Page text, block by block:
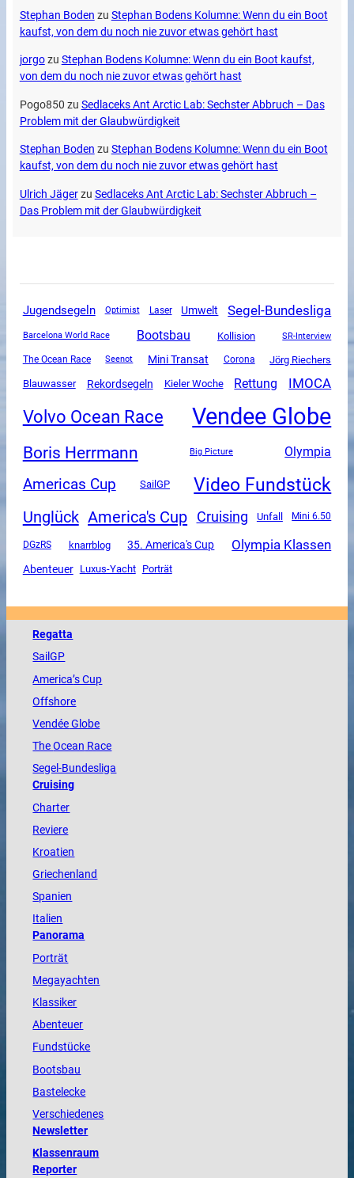
Stephan Boden zu Stephan Bodens Kolumne: Wenn du ein Boot
kaufst, von dem du noch nie zuvor etwas gehört hast
jorgozu Stephan Bodens Kolumne: Wenn du ein Boot kaufst,
von dem du noch nie zuvor etwas gehört hast
Pogo850 zu Sedlaceks Ant Arctic Lab: Sechster Abbruch – Das
Problem mit der Glaubwürdigkeit
Stephan Boden zu Stephan Bodens Kolumne: Wenn du ein Boot
kaufst, von dem du noch nie zuvor etwas gehört hast
Ulrich Jägerzu Sedlaceks Ant Arctic Lab: Sechster Abbruch –
Das Problem mit der Glaubwürdigkeit
Jugendsegeln Optimist Laser Umwelt Segel-Bundesliga
Barcelona World Race Bootsbau Kollision SR-Interview
The Ocean Race Seenot Mini Transat Corona Jörg Riechers
Blauwasser Rekordsegeln Kieler Woche Rettung IMOCA
Volvo Ocean Race Vendee Globe
Boris Herrmann Big Picture Olympia
Americas Cup SailGP Video Fundstück
Unglück America's Cup Cruising Unfall Mini 6.50
DGzRS knarrblog 35. America's Cup Olympia Klassen
Abenteuer Luxus-Yacht Porträt
Regatta
SailGP
America’s Cup
Offshore
VendéeGlobe
TheOcean Race
Segel-Bundesliga
Cruising
Charter
Reviere
Kroatien
Griechenland
Spanien
Italien
Panorama
Porträt
Megayachten
Klassiker
Abenteuer
Fundstücke
Bootsbau
Bastelecke
Verschiedenes
Newsletter
Klassenraum
Reporter